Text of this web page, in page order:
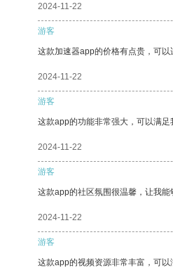
2024-11-22
游客
这款加速器app的价格有点贵，可以
2024-11-22
游客
这款app的功能非常强大，可以满足
2024-11-22
游客
这款app的社区氛围很温馨，让我能
2024-11-22
游客
这款app的视频资源非常丰富，可以